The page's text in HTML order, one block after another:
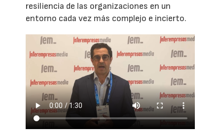
resiliencia de las organizaciones en un
entorno cada vez más complejo e incierto.